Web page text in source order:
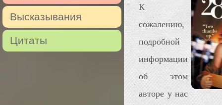
Высказывания
Цитаты
К
сожалению,
подробной
информации
об этом
авторе у нас